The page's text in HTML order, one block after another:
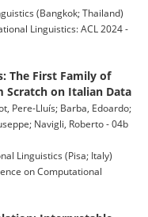
(Bangkok; Thailand)
Linguistics: ACL 2024 -
The First Family of
Scratch on Italian Data
Pere-Lluís; Barba, Edoardo;
Navigli, Roberto - 04b
Linguistics (Pisa; Italy)
on Computational